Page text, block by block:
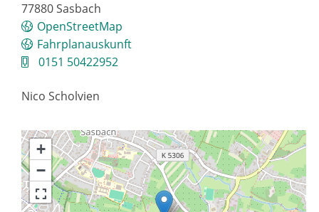
77880Sasbach
OpenStreetMap
Fahrplanauskunft
0151 50422952
Nico Scholvien
+
−